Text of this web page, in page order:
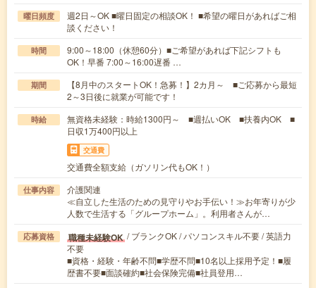
曜日頻度
週2日～OK ■曜日固定の相談OK！ ■希望の曜日があればご相
談ください！
時間
9:00～18:00（休憩60分）■ご希望があれば下記シフトも
OK！早番 7:00～16:00遅番 …
期間
【8月中のスタートOK！急募！】2カ月～ ■ご応募から最短
2～3日後に就業が可能です！
時給
無資格未経験：時給1300円～ ■週払いOK ■扶養内OK ■
日収1万400円以上
交通費
交通費全額支給（ガソリン代もOK！）
仕事内容
介護関連
≪自立した生活のための見守りやお手伝い！≫お年寄りが少
人数で生活する「グループホーム」。利用者さんが…
応募資格 職種未経験OK / ブランクOK / パソコンスキル不要 / 英語力
不要
■資格・経験・年齢不問■学歴不問■10名以上採用予定！■履
歴書不要■面談確約■社会保険完備■社員登用…